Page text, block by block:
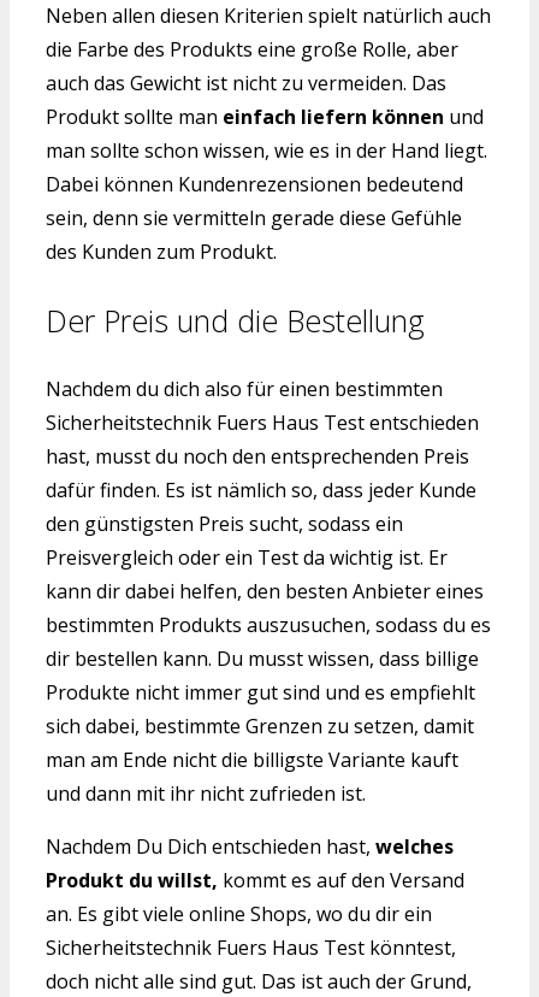
Neben allen diesen Kriterien spielt natürlich auch
die Farbe des Produkts eine große Rolle, aber
auch das Gewicht ist nicht zu vermeiden. Das
Produkt sollte man einfach liefern können und
man sollte schon wissen, wie es in der Hand liegt.
Dabei können Kundenrezensionen bedeutend
sein, denn sie vermitteln gerade diese Gefühle
des Kunden zum Produkt.
Der Preis und die Bestellung
Nachdem du dich also für einen bestimmten
Sicherheitstechnik Fuers Haus Test entschieden
hast, musst du noch den entsprechenden Preis
dafür finden. Es ist nämlich so, dass jeder Kunde
den günstigsten Preis sucht, sodass ein
Preisvergleich oder ein Test da wichtig ist. Er
kann dir dabei helfen, den besten Anbieter eines
bestimmten Produkts auszusuchen, sodass du es
dir bestellen kann. Du musst wissen, dass billige
Produkte nicht immer gut sind und es empfiehlt
sich dabei, bestimmte Grenzen zu setzen, damit
man am Ende nicht die billigste Variante kauft
und dann mit ihr nicht zufrieden ist.
Nachdem Du Dich entschieden hast, welches
Produkt du willst, kommt es auf den Versand
an. Es gibt viele online Shops, wo du dir ein
Sicherheitstechnik Fuers Haus Test könntest,
doch nicht alle sind gut. Das ist auch der Grund,